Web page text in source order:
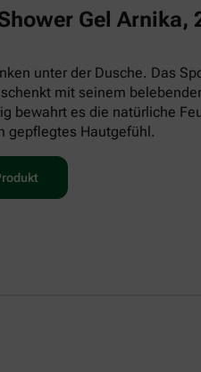
Gel Arnika,
unter der Dusche. Das
mit seinem
bewahrt es die natürliche
gepflegtes Hautgefühl.